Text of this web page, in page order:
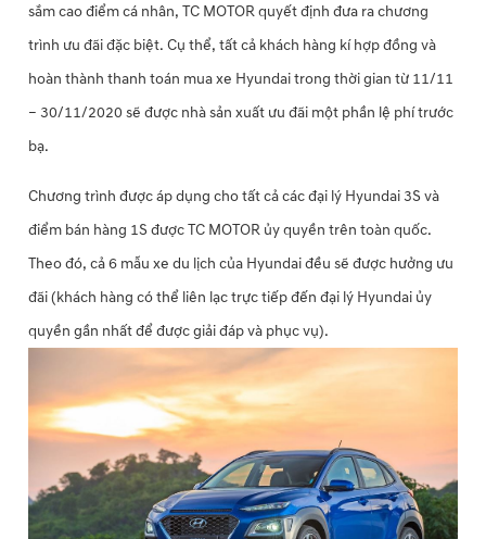
sắm cao điểm cá nhân, TC MOTOR quyết định đưa ra chương
trình ưu đãi đặc biệt. Cụ thể, tất cả khách hàng kí hợp đồng và
hoàn thành thanh toán mua xe Hyundai trong thời gian từ 11/11
– 30/11/2020 sẽ được nhà sản xuất ưu đãi một phần lệ phí trước
bạ.
Chương trình được áp dụng cho tất cả các đại lý Hyundai 3S và
điểm bán hàng 1S được TC MOTOR ủy quyền trên toàn quốc.
Theo đó, cả 6 mẫu xe du lịch của Hyundai đều sẽ được hưởng ưu
đãi (khách hàng có thể liên lạc trực tiếp đến đại lý Hyundai ủy
quyền gần nhất để được giải đáp và phục vụ).